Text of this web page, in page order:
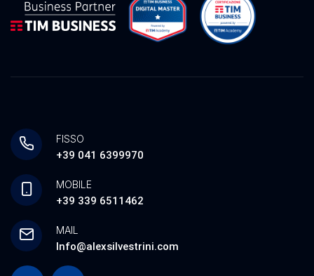
FISSO
+39 041 6399970
MOBILE
+39 339 6511462
MAIL
Info@alexsilvestrini.com